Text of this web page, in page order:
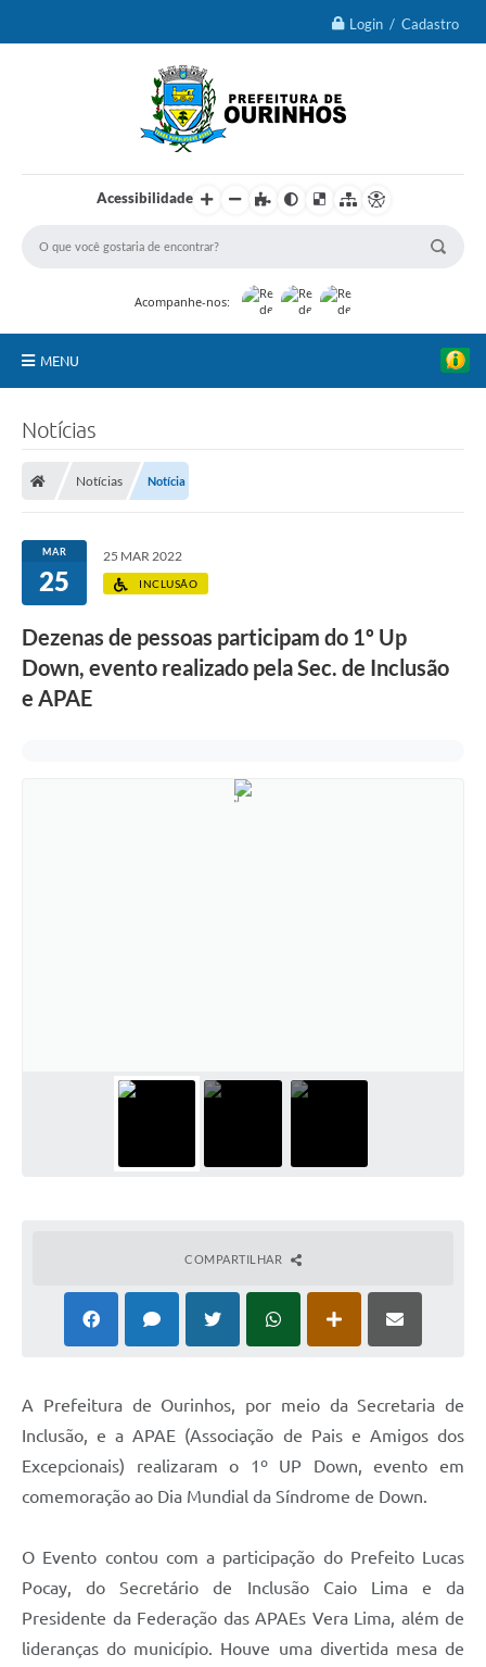
Login / Cadastro
Acessibilidade
Acompanhe-nos:
MENU
Portal da Transparência
Turismo
Secretarias
Ouvidoria
Notícias
Notícias Notícia
MAR
25
25 MAR 2022
INCLUSÃO
Dezenas de pessoas participam do 1º Up
Down, evento realizado pela Sec. de Inclusão
e APAE
COMPARTILHAR
A Prefeitura de Ourinhos, por meio da Secretaria de
Inclusão, e a APAE (Associação de Pais e Amigos dos
Excepcionais) realizaram o 1º UP Down, evento em
comemoração ao Dia Mundial da Síndrome de Down.
O Evento contou com a participação do Prefeito Lucas
Pocay, do Secretário de Inclusão Caio Lima e da
Presidente da Federação das APAEs Vera Lima, além de
lideranças do município. Houve uma divertida mesa de